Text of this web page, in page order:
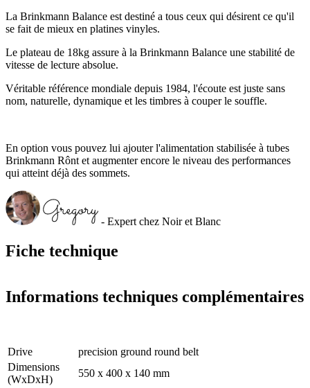
Fiche technique
Informations techniques complémentaires
Drive
precision ground round belt
Dimensions
(WxDxH)
550 x 400 x 140 mm
La Brinkmann Balance est destiné a tous ceux qui désirent ce qu'il
se fait de mieux en platines vinyles.
Le plateau de 18kg assure à la Brinkmann Balance une stabilité de
vitesse de lecture absolue.
Véritable référence mondiale depuis 1984, l'écoute est juste sans
nom, naturelle, dynamique et les timbres à couper le souffle.
En option vous pouvez lui ajouter l'alimentation stabilisée à tubes
Brinkmann Rônt et augmenter encore le niveau des performances
qui atteint déjà des sommets.
- Expert chez Noir et Blanc